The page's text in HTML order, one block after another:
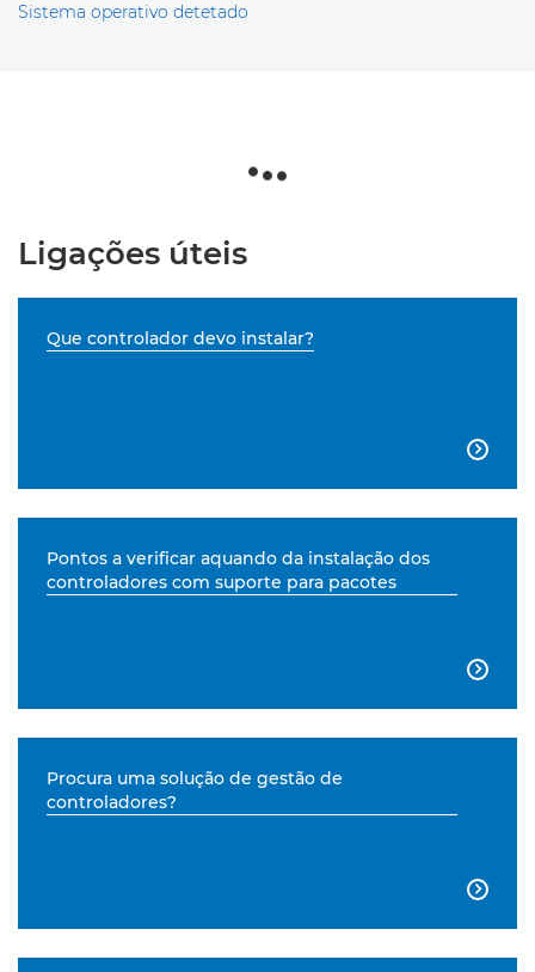
Sistema operativo detetado
Ligações úteis
Que controlador devo instalar?

Pontos a verificar aquando da instalação dos
controladores com suporte para pacotes

Procura uma solução de gestão de
controladores?
